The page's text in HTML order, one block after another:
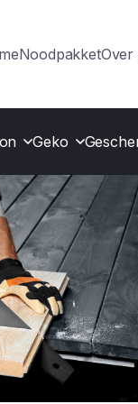
NoodpakketOver
Geko